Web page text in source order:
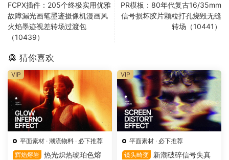
FCPX插件：205个终极实用优雅
故障漏光画笔墨迹摄像机漫画风
火焰墨迹视差转场过渡包
（10439）
PR模板：80年代复古16/35mm
信号损坏胶片颗粒打孔烧毁无缝
转场（10441）
猜你喜欢
平面素材 · 潮流物料 · 必下推荐
辉焰熔岩 热光炽热琥珀色熔
VIP
平面素材 · 必下推荐
镜头畸变
新潮破碎信号失真
VIP